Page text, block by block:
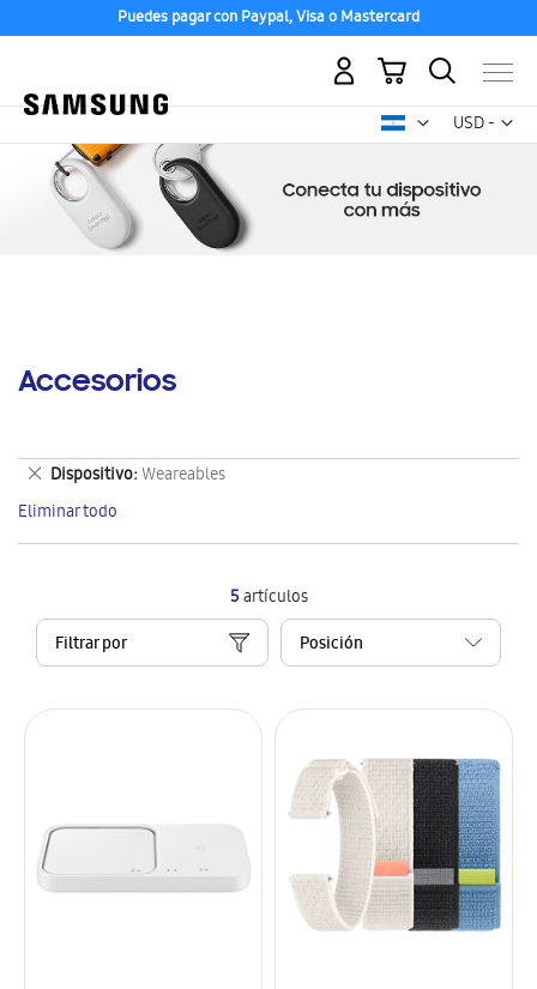
Puedes pagar con Paypal, Visa o Mastercard
USD -
dólar
Mi carrito
Accesorios
5artículos
Filtrar por
Dispositivo Weareables
Eliminar
este
artículo
Eliminar todo